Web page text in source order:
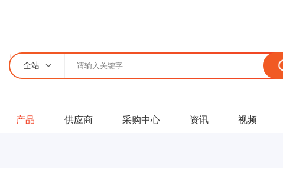
全站
产品 供应商 采购中心 资讯 视频